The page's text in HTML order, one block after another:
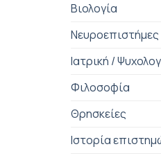
Βιολογία
Ιατρική /
Φιλοσοφία
Θρησκείες
Ιστορία